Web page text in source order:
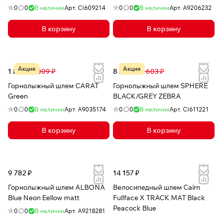
0 0 В наличииАрт. CI609214
В корзину
0 0 В наличииАрт. А9206232
В корзину
Акция
1 877 ₽6 009 ₽
Горнолыжный шлем CARAT
Green
0 0 В наличииАрт. A9035174
В корзину
Акция
8 572 ₽18 603 ₽
Горнолыжный шлем SPHERE
BLACK/GREY ZEBRA
0 0 В наличииАрт. CI611221
В корзину
9 782 ₽
Горнолыжный шлем ALBONA
Blue Neon Eellow matt
0 0 В наличииАрт. А9218281
14 157 ₽
Велосипедный шлем Cairn
Fullface X TRACK MAT Black
Peacock Blue